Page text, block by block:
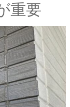
重要